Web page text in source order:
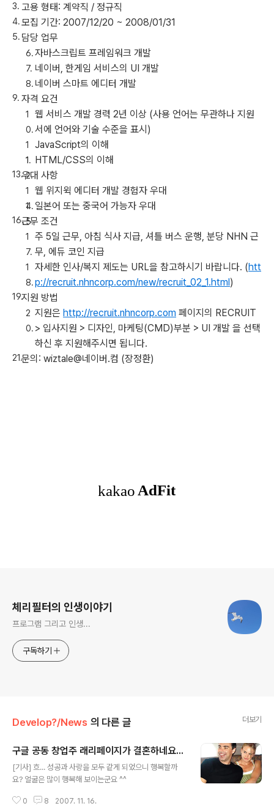
고용 형태: 계약직 / 정규직
모집 기간: 2007/12/20 ~ 2008/01/31
담당 업무
자바스크립트 프레임워크 개발
네이버, 한게임 서비스의 UI 개발
네이버 스마트 에디터 개발
자격 요건
웹 서비스 개발 경력 2년 이상 (사용 언어는 무관하나 지원
서에 언어와 기술 수준을 표시)
JavaScript의 이해
HTML/CSS의 이해
우대 사항
웹 위지윅 에디터 개발 경험자 우대
일본어 또는 중국어 가능자 우대
근무 조건
주 5일 근무, 아침 식사 지급, 셔틀 버스 운행, 분당 NHN 근
무, 에듀 코인 지급
자세한 인사/복지 제도는 URL을 참고하시기 바랍니다. (htt
p://recruit.nhncorp.com/new/recruit_02_1.html)
지원 방법
지원은 http://recruit.nhncorp.com 페이지의 RECRUIT
> 입사지원 > 디자인, 마케팅(CMD)부분 > UI 개발 을 선택
하신 후 지원해주시면 됩니다.
문의: wiztale@네이버.컴 (장정환)
체리필터의 인생이야기
프로그램 그리고 인생...
구독하기
Develop?/News 의 다른 글 더보기
구글 공동 창업주 래리페이지가 결혼하네요...
[기사] 흐... 성공과 사랑을 모두 같게 되었으니 행복할까
요? 얼굴은 많이 행복해 보이는군요 ^^
0 8 2007. 11. 16.